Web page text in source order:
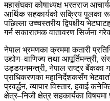
महासंघका कोषाध्यक्ष भरतराज
आर्थिक सहकार्यको सक्रिय पुलका
पछिल्ला उच्चस्तरीय द्विपक्षीय
गर्न सकारात्मक वातावरण सिर्जना
नेपाल भ्रमणका क्रममा कतारी
उद्योग–वाणिज्य तथा आपूर्तिमन्त्री,
उड्डयनमन्त्री, नेपाल राष्ट्र बैंकका
प्राधिकरणका महानिर्देशकसँग
प्रवर्द्धन, व्यापार विस्तार, हवाई
क्षेत्र–निजी क्षेत्र सहकार्यका